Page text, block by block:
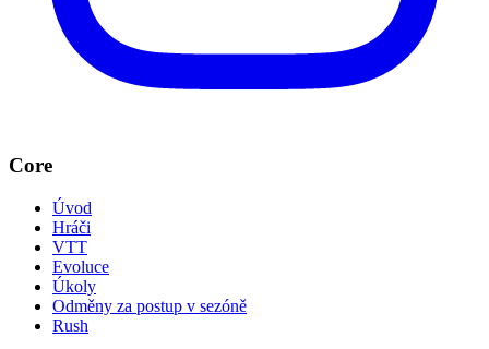
Core
Úvod
Hráči
VTT
Evoluce
Úkoly
Odměny za postup v sezóně
Rush